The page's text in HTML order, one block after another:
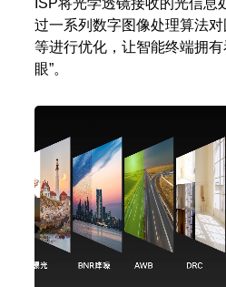
过一系列数字图像处理算法
等进行优化，让智能终端拥有
眼”。